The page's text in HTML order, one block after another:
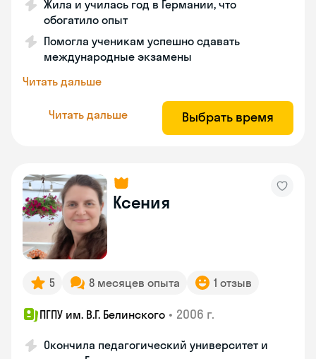
Жила и училась год в Германии, что
обогатило опыт
Помогла ученикам успешно сдавать
международные экзамены
Читать дальше
Читать дальше Выбрать время
Ксения
5 8 месяцев опыта 1 отзыв
ПГПУ им. В.Г. Белинского • 2006 г.
Окончила педагогический университет и